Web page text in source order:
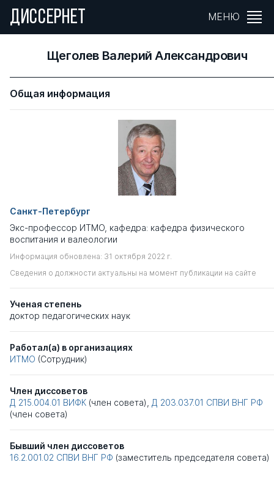
ДИССЕРНЕТ МЕНЮ
Щеголев Валерий Александрович
Общая информация
Санкт-Петербург
Экс-профессор ИТМО, кафедра: кафедра физического
воспитания и валеологии
Информация обновлена: 31 октября 2022 г.
Сведения о должности актуальны на момент публикации на сайте
Ученая степень
доктор педагогических наук
Работал(а) в организациях
ИТМО (Сотрудник)
Член диссоветов
Д 215.004.01 ВИФК (член совета), Д 203.037.01 СПВИ ВНГ РФ
(член совета)
Бывший член диссоветов
16.2.001.02 СПВИ ВНГ РФ (заместитель председателя совета)